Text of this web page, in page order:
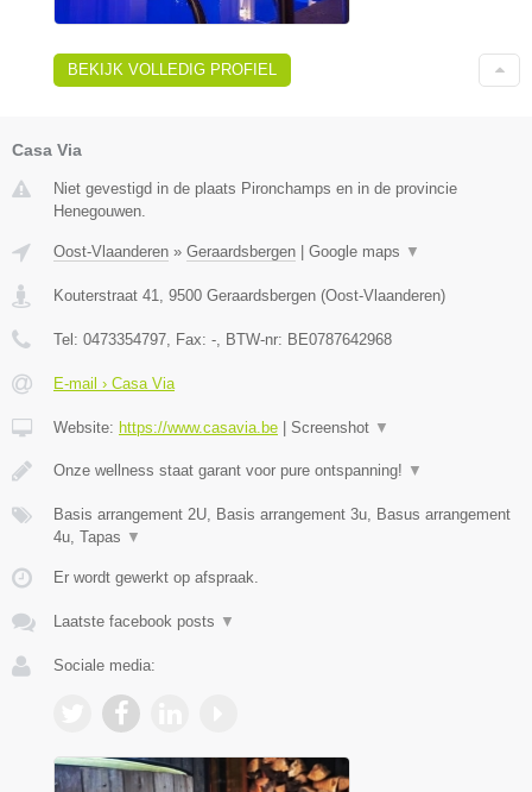
BEKIJK VOLLEDIG PROFIEL
Casa Via
Niet gevestigd in de plaats Pironchamps en in de provincie
Henegouwen.
Oost-Vlaanderen » Geraardsbergen Google maps ▼
Kouterstraat 41 9500 Geraardsbergen (Oost-Vlaanderen)
Tel: 0473354797 , Fax: - , BTW-nr: BE0787642968
E-mail › Casa Via
Website: https://www.casavia.be Screenshot ▼
Onze wellness staat garant voor pure ontspanning! ▼
Basis arrangement 2U, Basis arrangement 3u, Basus arrangement
4u, Tapas ▼
Er wordt gewerkt op afspraak.
Laatste facebook posts ▼
Sociale media: